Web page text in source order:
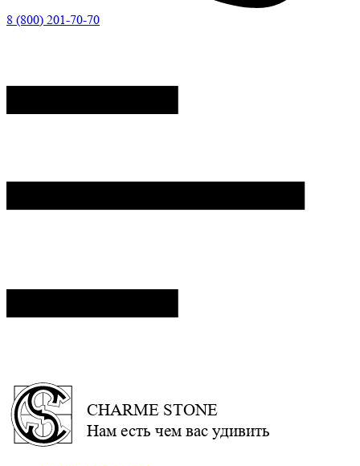
8 (800) 201-70-70
CHARME STONE
Нам есть чем вас удивить